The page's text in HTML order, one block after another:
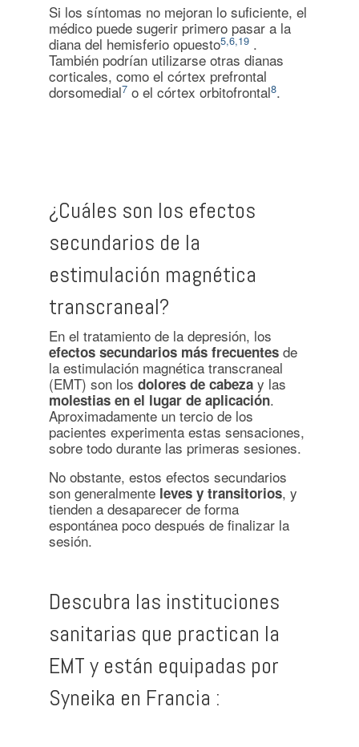
Si los síntomas no mejoran lo suficiente, el
médico puede sugerir primero pasar a la
diana del hemisferio opuesto5,6,19 .
También podrían utilizarse otras dianas
corticales, como el córtex prefrontal
dorsomedial7 o el córtex orbitofrontal8.
¿Cuáles son los efectos
secundarios de la
estimulación magnética
transcraneal?
En el tratamiento de la depresión, los
efectos secundarios más frecuentes de
la estimulación magnética transcraneal
(EMT) son losdolores de cabeza y las
molestias en el lugar de aplicación.
Aproximadamente un tercio de los
pacientes experimenta estas sensaciones,
sobre todo durante las primeras sesiones.
No obstante, estos efectos secundarios
son generalmente leves y transitorios, y
tienden a desaparecer de forma
espontánea poco después de finalizar la
sesión.
Descubra las instituciones
sanitarias que practican la
EMT y están equipadas por
Syneika en Francia :